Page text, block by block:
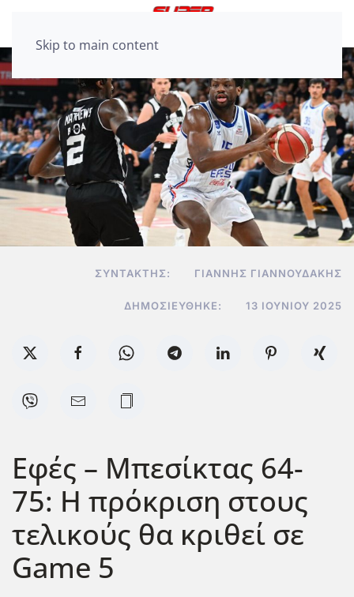
Skip to main content
ΣΥΝΤΆΚΤΗΣ: ΓΙΆΝΝΗΣ ΓΙΑΝΝΟΥΔΆΚΗΣ
ΔΗΜΟΣΙΕΎΘΗΚΕ: 13 ΙΟΥΝΊΟΥ 2025
Εφές – Μπεσίκτας 64-
75: Η πρόκριση στους
τελικούς θα κριθεί σε
Game 5